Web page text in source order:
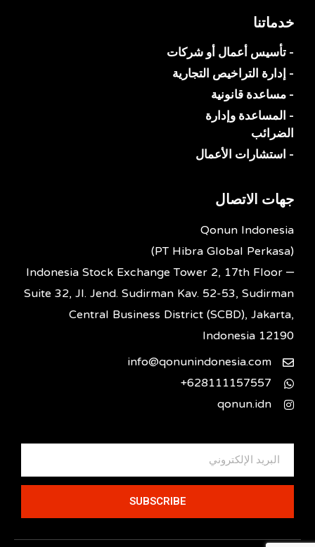
خدماتنا
- تأسيس أعمال أو شركات
- إدارة التراخيص التجارية
- مساعدة قانونية
- المساعدة وإدارة
الضرائب
- استشارات الأعمال
جهات الاتصال
Qonun Indonesia
(PT Hibra Global Perkasa)
Indonesia Stock Exchange Tower 2, 17th Floor –
Suite 32, Jl. Jend. Sudirman Kav. 52-53, Sudirman
Central Business District (SCBD), Jakarta,
Indonesia 12190
info@qonunindonesia.com
628111157557+
qonun.idn
SUBSCRIBE